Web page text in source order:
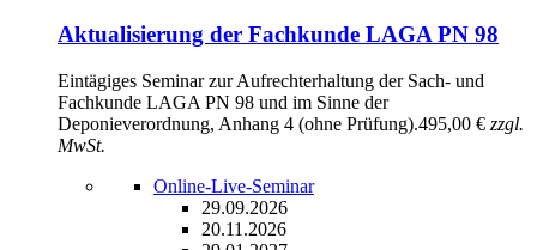
Aktualisierung der Fachkunde LAGA PN 98
Eintägiges Seminar zur Aufrechterhaltung der Sach- und
Fachkunde LAGA PN 98 und im Sinne der
Deponieverordnung, Anhang 4 (ohne Prüfung).495,00 € zzgl.
MwSt.
Online-Live-Seminar
29.09.2026
20.11.2026